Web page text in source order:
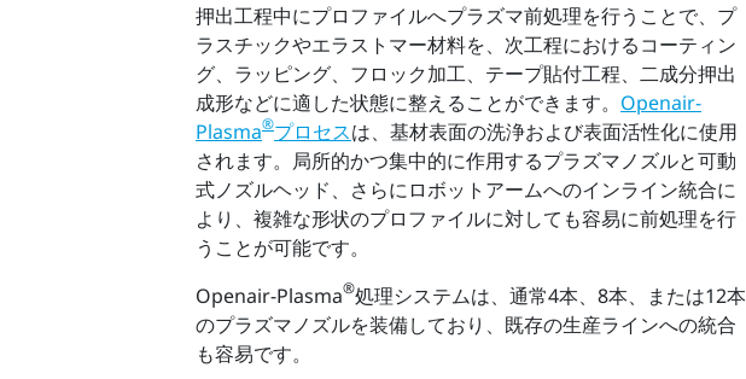
押出工程中にプロファイルへプラズマ前処理を行うことで、プ
ラスチックやエラストマー材料を、次工程におけるコーティン
グ、ラッピング、フロック加工、テープ貼付工程、二成分押出
成形などに適した状態に整えることができます。 Openair-
Plasma®プロセスは、基材表面の洗浄および表面活性化に使用
されます。局所的かつ集中的に作用するプラズマノズルと可動
式ノズルヘッド、さらにロボットアームへのインライン統合に
より、複雑な形状のプロファイルに対しても容易に前処理を行
うことが可能です。
Openair-Plasma®処理システムは、通常4本、8本、または12本
のプラズマノズルを装備しており、既存の生産ラインへの統合
も容易です。